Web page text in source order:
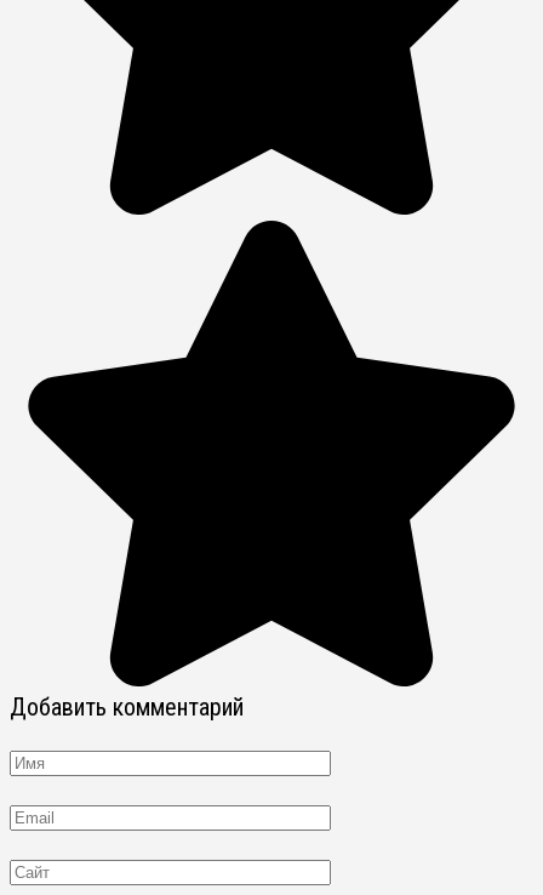
Добавить комментарий
Имя
Email
Сайт